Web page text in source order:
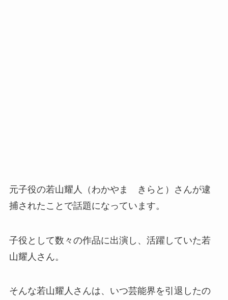
元子役の若山耀人（わかやま きらと）さんが逮
捕されたことで話題になっています。
子役として数々の作品に出演し、活躍していた若
山耀人さん。
そんな若山耀人さんは、いつ芸能界を引退したの